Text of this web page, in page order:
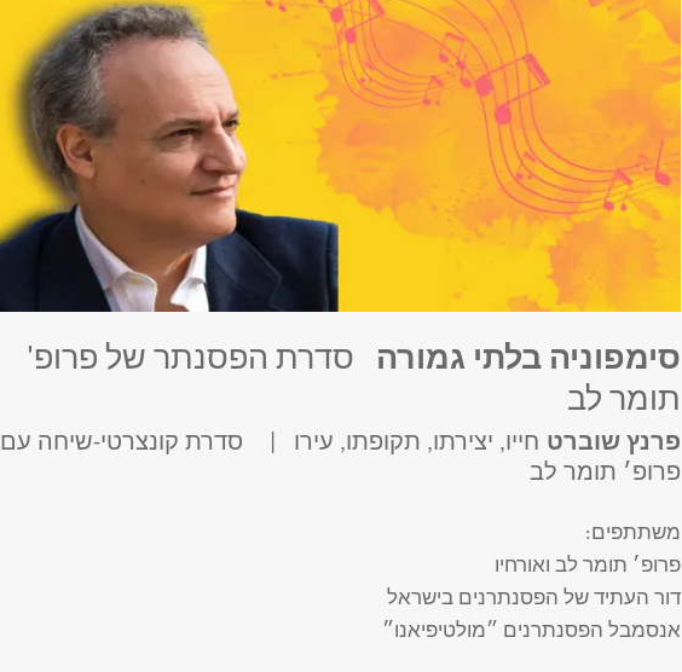
סימפוניה בלתי גמורה סדרת הפסנתר של פרופ'
תומר לב
פרנץ שוברט חייו, יצירתו, תקופתו, עירו
| סדרת קונצרטי-שיחה עם
פרופ׳ תומר לב
משתתפים:
פרופ׳ תומר לב ואורחיו
דור העתיד של הפסנתרנים בישראל
אנסמבל הפסנתרנים ״מולטיפיאנו״